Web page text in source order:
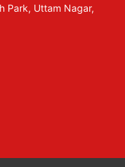
Park, Uttam Nagar,